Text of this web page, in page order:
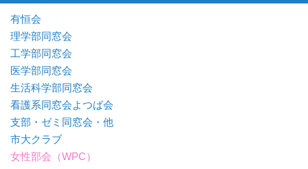
有恒会
理学部同窓会
工学部同窓会
医学部同窓会
生活科学部同窓会
看護系同窓会よつば会
支部・ゼミ同窓会・他
市大クラブ
女性部会（WPC）